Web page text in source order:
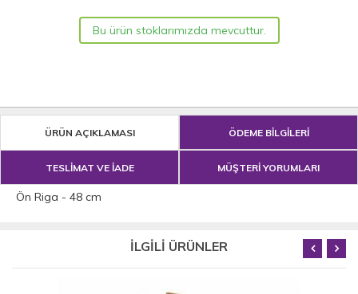
Bu ürün stoklarımızda mevcuttur.
ÜRÜN AÇIKLAMASI ÖDEME BİLGİLERİ
TESLİMAT VE İADE MÜŞTERİ YORUMLARI
Ön Riga - 48 cm
İLGİLİ ÜRÜNLER